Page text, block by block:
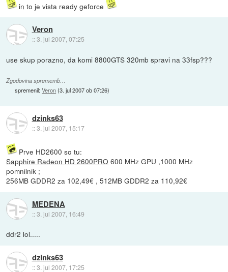
in to je vista ready geforce
Veron
::3. jul 2007, 07:25
use skup porazno, da komi 8800GTS 320mb spravi na 33fsp???
Zgodovina sprememb…
spremenil:Veron(3. jul 2007 ob 07:26)
dzinks63
::3. jul 2007, 15:17
Prve HD2600 so tu:
Sapphire Radeon HD 2600PRO 600 MHz GPU ,1000 MHz
pomnilnik ;
256MB GDDR2 za 102,49€ , 512MB GDDR2 za 110,92€
MEDENA
::3. jul 2007, 16:49
ddr2 lol.....
dzinks63
::3. jul 2007, 17:25